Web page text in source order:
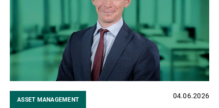
ASSET MANAGEMENT 04.06.2026